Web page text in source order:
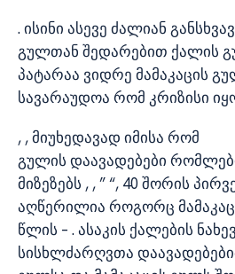
. ისინი ასევე ძალიან
გულთან შედარებით ქალის
პატარაა ვიდრე მამაკაცის
სავარაუდოა რომ კრიზისი
, , მიუხედავად იმისა რომ
გულის დაავადებები
მიზეზებს , , ” “, 40 შორის
აღწერილია როგორც
წლის – . ასაკის ქალების
სისხლძარღვთა